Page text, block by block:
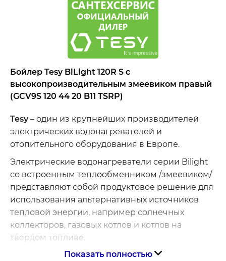
Бойлер Tesy BiLight 120R S с
высокопроизводительным змеевиком правый
(GCV9S 120 44 20 B11 TSRP)
Tesy– один из крупнейших производителей
электрических водонагревателей и
отопительного оборудования в Европе.
Электрические водонагреватели серии Bilight
со встроенным теплообменником /змеевиком/
представляют собой продуктовое решение для
использования альтернативных источников
тепловой энергии, например солнечных
коллекторов, газовых котлов и котлов на
твердом топливе.
Запатентованная технология турбулизатор
Показать полностью